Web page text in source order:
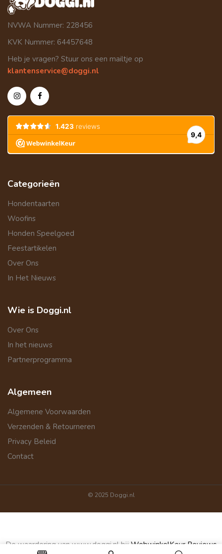
NVWA Nummer: 228456
KVK Nummer: 64457648
Heb je vragen? Stuur ons een mailtje op
klantenservice@doggi.nl
Categorieën
Hondentaarten
Woofins
Honden Speelgoed
Feestartikelen
Over Ons
In Het Nieuws
Wie is Doggi.nl
Over Ons
In het nieuws
Partnerprogramma
Algemeen
Algemene Voorwaarden
Verzenden & Retourneren
Privacy Beleid
Contact
© 2025 Doggi.nl
De waardering van www.doggi.nl bij WebwinkelKeur Reviews